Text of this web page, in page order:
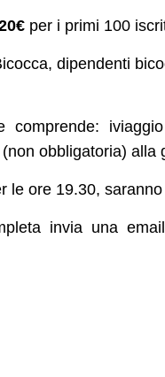
per i primi 100
dipendenti
comprende:
obbligatoria) alla
le ore 19.30,
invia una